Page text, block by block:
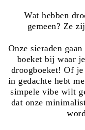
Wat hebben
gemeen? Ze
Onze sieraden
boeket bij waar
droogboeket! Of
in gedachte hebt
simpele vibe wilt
dat onze